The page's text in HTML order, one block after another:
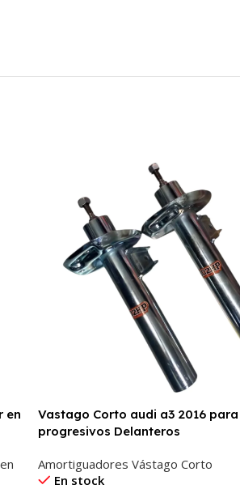
en
Vastago Corto audi a3 2016 para
progresivos Delanteros
Amortiguadores Vástago Corto
En stock